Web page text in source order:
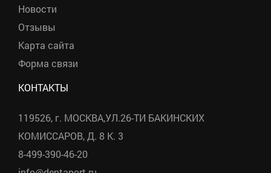
Новости
Отзывы
Карта сайта
Форма связи
КОНТАКТЫ
119526, г. МОСКВА,УЛ.26-ТИ БАКИНСКИХ
КОМИССАРОВ, Д. 8 К. 3
8-499-390-46-20